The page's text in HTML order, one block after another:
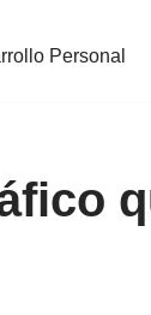
Personal